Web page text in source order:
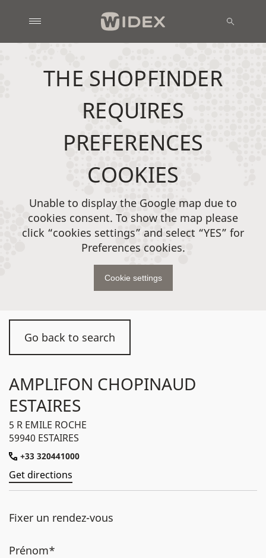
Go back to search
AMPLIFON CHOPINAUD
ESTAIRES
5 R EMILE ROCHE
59940 ESTAIRES
+33 320441000
Get directions
Fixer un rendez-vous
Prénom*
THE SHOPFINDER
REQUIRES
PREFERENCES
COOKIES
Unable to display the Google map due to
cookies consent. To show the map please
click “cookies settings” and select “YES” for
Preferences cookies.
Cookie settings